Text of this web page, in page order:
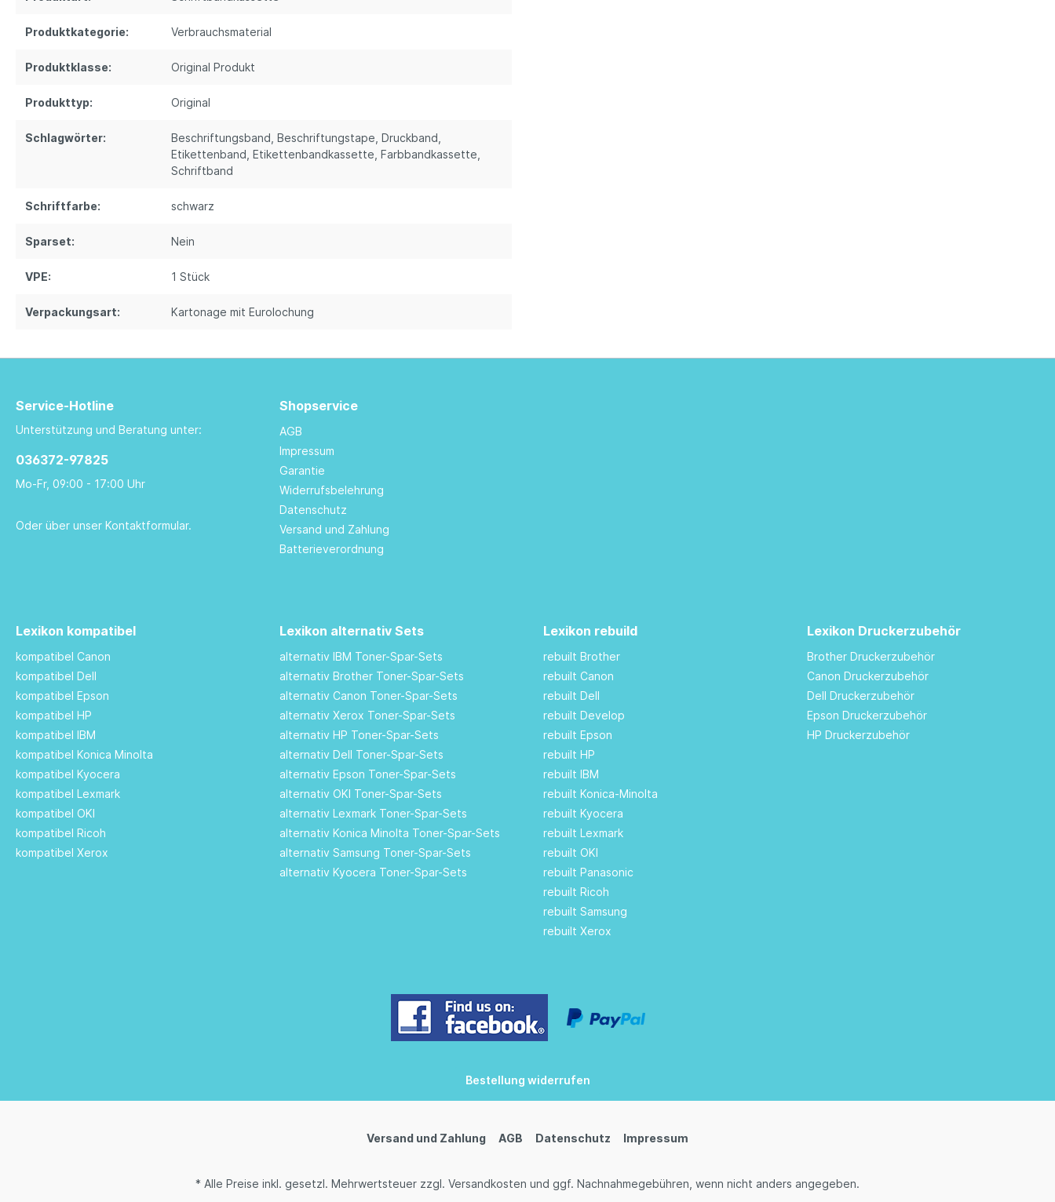
Produktkategorie: Verbrauchsmaterial
Produktklasse: Original Produkt
Produkttyp: Original
Schlagwörter: Beschriftungsband , Beschriftungstape , Druckband
Etikettenband , Etikettenbandkassette , Farbbandkassette
Schriftband
Schriftfarbe: schwarz
Sparset: Nein
VPE: 1 Stück
Verpackungsart: Kartonage mit Eurolochung
Service-Hotline
Unterstützung und Beratung unter:
036372-97825
Mo-Fr, 09:00 - 17:00 Uhr
Oder über unser Kontaktformular.
Shopservice
AGB
Impressum
Garantie
Widerrufsbelehrung
Datenschutz
Versand und Zahlung
Batterieverordnung
Lexikon kompatibel
kompatibel Canon
kompatibel Dell
kompatibel Epson
kompatibel HP
kompatibel IBM
kompatibel Konica Minolta
kompatibel Kyocera
kompatibel Lexmark
kompatibel OKI
kompatibel Ricoh
kompatibel Xerox
Lexikon alternativ Sets
alternativ IBM Toner-Spar-Sets
alternativ Brother Toner-Spar-Sets
alternativ Canon Toner-Spar-Sets
alternativ Xerox Toner-Spar-Sets
alternativ HP Toner-Spar-Sets
alternativ Dell Toner-Spar-Sets
alternativ Epson Toner-Spar-Sets
alternativ OKI Toner-Spar-Sets
alternativ Lexmark Toner-Spar-Sets
alternativ Konica Minolta Toner-Spar-Sets
alternativ Samsung Toner-Spar-Sets
alternativ Kyocera Toner-Spar-Sets
Lexikon rebuild
rebuilt Brother
rebuilt Canon
rebuilt Dell
rebuilt Develop
rebuilt Epson
rebuilt HP
rebuilt IBM
rebuilt Konica-Minolta
rebuilt Kyocera
rebuilt Lexmark
rebuilt OKI
rebuilt Panasonic
rebuilt Ricoh
rebuilt Samsung
rebuilt Xerox
Lexikon Druckerzubehör
Brother Druckerzubehör
Canon Druckerzubehör
Dell Druckerzubehör
Epson Druckerzubehör
HP Druckerzubehör
Bestellung widerrufen
Versand und Zahlung AGB Datenschutz Impressum
* Alle Preise inkl. gesetzl. Mehrwertsteuer zzgl. Versandkosten und ggf. Nachnahmegebühren, wenn nicht anders angegeben.